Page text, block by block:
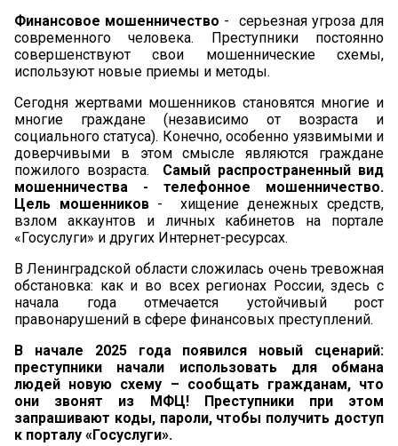
Финансовое мошенничество - серьезная угроза для
современного человека. Преступники постоянно
совершенствуют свои мошеннические схемы,
используют новые приемы и методы.
Сегодня жертвами мошенников становятся многие и
многие граждане (независимо от возраста и
социального статуса). Конечно, особенно уязвимыми и
доверчивыми в этом смысле являются граждане
пожилого возраста. Самый распространенный вид
мошенничества - телефонное мошенничество.
Цель мошенников- хищение денежных средств,
взлом аккаунтов и личных кабинетов на портале
«Госуслуги» и других Интернет-ресурсах.
В Ленинградской области сложилась очень тревожная
обстановка: как и во всех регионах России, здесь с
начала года отмечается устойчивый рост
правонарушений в сфере финансовых преступлений.
В начале 2025 года появился новый сценарий:
преступники начали использовать для обмана
людей новую схему – сообщать гражданам, что
они звонят из МФЦ! Преступники при этом
запрашивают коды, пароли, чтобы получить доступ
к порталу «Госуслуги».